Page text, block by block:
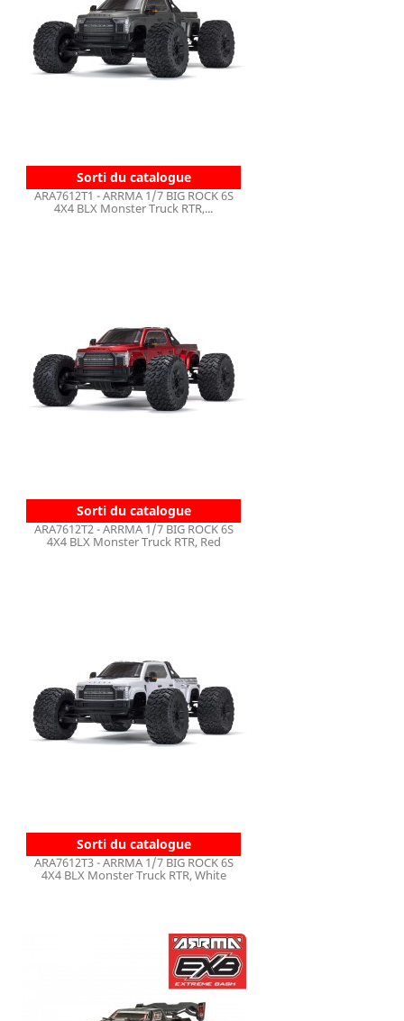
Sorti du catalogue
ARA7612T1 - ARRMA 1/7 BIG ROCK 6S
4X4 BLX Monster Truck RTR,...
Sorti du catalogue
ARA7612T2 - ARRMA 1/7 BIG ROCK 6S
4X4 BLX Monster Truck RTR, Red
Sorti du catalogue
ARA7612T3 - ARRMA 1/7 BIG ROCK 6S
4X4 BLX Monster Truck RTR, White